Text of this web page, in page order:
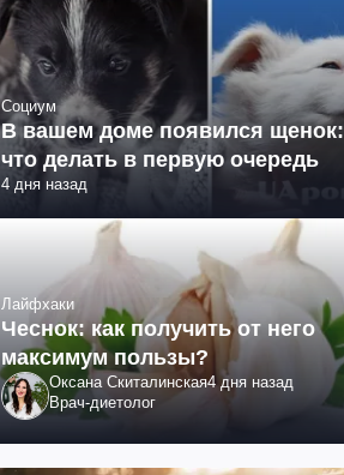
Социум
В вашем доме появился щенок:
что делать в первую очередь
4 дня назад
Лайфхаки
Чеснок: как получить от него
максимум пользы?
Оксана Скиталинская4 дня назад
Врач-диетолог